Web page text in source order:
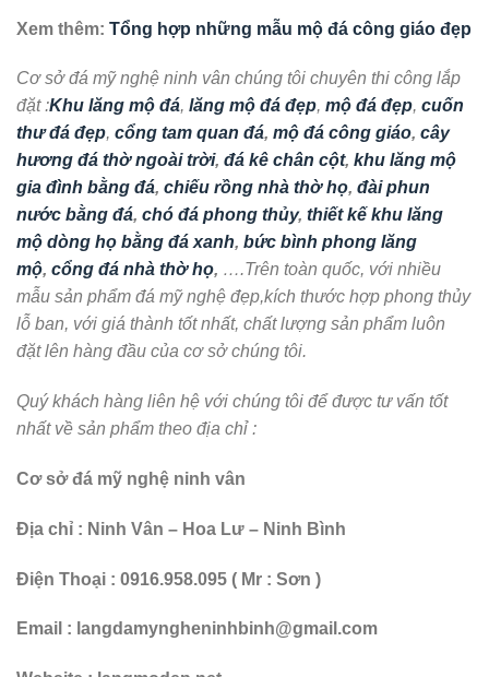
Xem thêm: Tổng hợp những mẫu mộ đá công giáo đẹp
Cơ sở đá mỹ nghệ ninh vân chúng tôi chuyên thi công lắp
đặt :Khu lăng mộ đá, lăng mộ đá đẹp, mộ đá đẹp, cuốn
thư đá đẹp, cổng tam quan đá, mộ đá công giáo, cây
hương đá thờ ngoài trời, đá kê chân cột, khu lăng mộ
gia đình bằng đá, chiếu rồng nhà thờ họ, đài phun
nước bằng đá, chó đá phong thủy, thiết kế khu lăng
mộ dòng họ bằng đá xanh, bức bình phong lăng
mộ, cổng đá nhà thờ họ, ….Trên toàn quốc, với nhiều
mẫu sản phẩm đá mỹ nghệ đẹp,kích thước hợp phong thủy
lỗ ban, với giá thành tốt nhất, chất lượng sản phẩm luôn
đặt lên hàng đầu của cơ sở chúng tôi.
Quý khách hàng liên hệ với chúng tôi để được tư vấn tốt
nhất về sản phẩm theo địa chỉ :
Cơ sở đá mỹ nghệ ninh vân
Địa chỉ : Ninh Vân – Hoa Lư – Ninh Bình
Điện Thoại : 0916.958.095 ( Mr : Sơn )
Email : langdamyngheninhbinh@gmail.com